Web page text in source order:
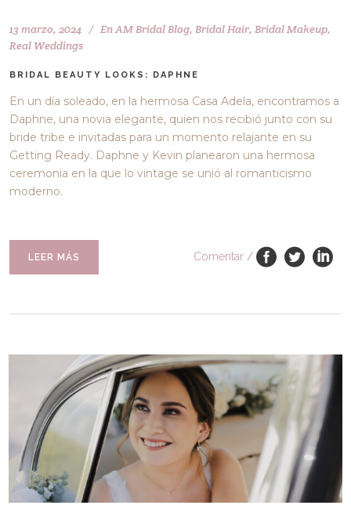
13 marzo, 2024 EnAM Bridal Blog, Bridal Hair, Bridal Makeup,
Real Weddings
BRIDAL BEAUTY LOOKS: DAPHNE
En un día soleado, en la hermosa Casa Adela, encontramos a
Daphne, una novia elegante, quien nos recibió junto con su
bride tribe e invitadas para un momento relajante en su
Getting Ready. Daphne y Kevin planearon una hermosa
ceremonia en la que lo vintage se unió al romanticismo
moderno.
LEER MÁS Comentar /